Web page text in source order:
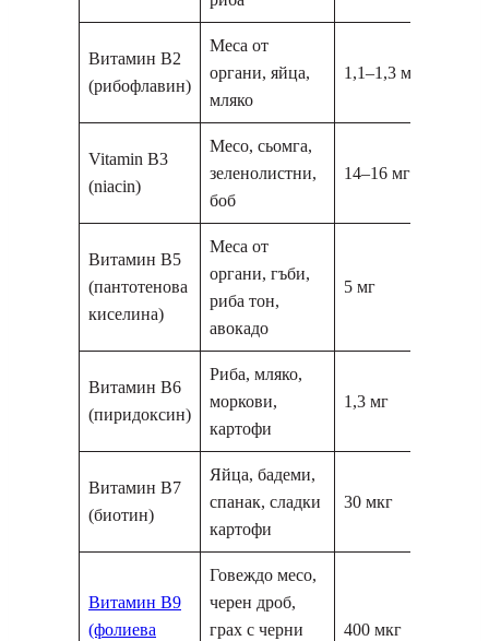
Витамин В2
(рибофлавин)
Меса от
органи, яйца,
мляко
1,1–1,3 мг
Vitamin B3
(niacin)
Месо, сьомга,
зеленолистни,
боб
14–16 мг
Витамин В5
(пантотенова
киселина)
Меса от
органи, гъби,
риба тон,
авокадо
5 мг
Витамин В6
(пиридоксин)
Риба, мляко,
моркови,
картофи
1,3 мг
Витамин В7
(биотин)
Яйца, бадеми,
спанак, сладки
картофи
30 мкг
Витамин В9
(фолиева
Говеждо месо,
черен дроб,
грах с черни
400 мкг